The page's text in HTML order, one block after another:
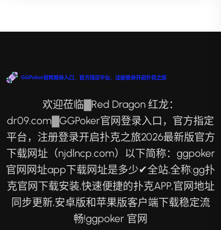
欢迎莅临▓Red Dragon 红龙：
dr09.com▓GGPoker官网登录入口，官方指定
平台，注册登录开启扑克之旅2026最新版官方
下载网址（njdlncp.com）以下简称：ggpoker
官网网址app下载网址是多少✔全站,全称:gg扑
克官网下载安装,快速便捷的扑克APP,官网地址
同步更新,安卓版和苹果版客户端下载稳定流
畅!ggpoker 官网